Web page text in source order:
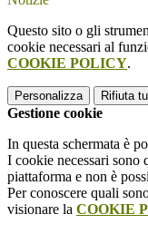
Questo sito o gli
cookie necessari al
COOKIE POLICY.
Personalizza Rifiuta
Gestione cookie
In questa schermata è
I cookie necessari sono
piattaforma e non è
Per conoscere quali
visionare la COOKIE